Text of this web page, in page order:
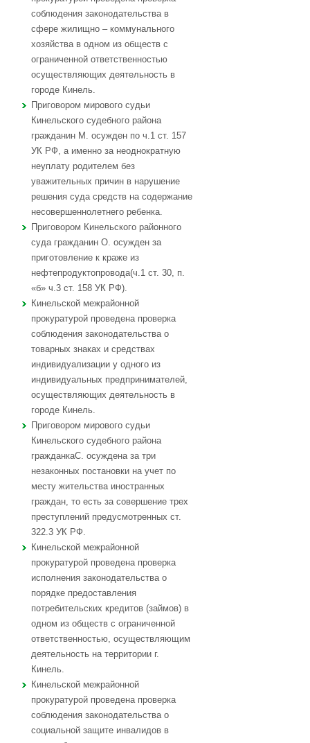
соблюдения законодательства в
сфере жилищно – коммунального
хозяйства в одном из обществ с
ограниченной ответственностью
осуществляющих деятельность в
городе Кинель.
Приговором мирового судьи
Кинельского судебного района
гражданин М. осужден по ч.1 ст. 157
УК РФ, а именно за неоднократную
неуплату родителем без
уважительных причин в нарушение
решения суда средств на содержание
несовершеннолетнего ребенка.
Приговором Кинельского районного
суда гражданин О. осужден за
приготовление к краже из
нефтепродуктопровода(ч.1 ст. 30, п.
«б» ч.3 ст. 158 УК РФ).
Кинельской межрайонной
прокуратурой проведена проверка
соблюдения законодательства о
товарных знаках и средствах
индивидуализации у одного из
индивидуальных предпринимателей,
осуществляющих деятельность в
городе Кинель.
Приговором мирового судьи
Кинельского судебного района
гражданкаС. осуждена за три
незаконных постановки на учет по
месту жительства иностранных
граждан, то есть за совершение трех
преступлений предусмотренных ст.
322.3 УК РФ.
Кинельской межрайонной
прокуратурой проведена проверка
исполнения законодательства о
порядке предоставления
потребительских кредитов (займов) в
одном из обществ с ограниченной
ответственностью, осуществляющим
деятельность на территории г.
Кинель.
Кинельской межрайонной
прокуратурой проведена проверка
соблюдения законодательства о
социальной защите инвалидов в